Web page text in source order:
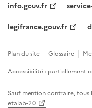
info.gouv.fr
legifrance.gouv.fr
Plan du site Glossaire
Accessibilité : partiellement
Sauf mention contraire, tous
etalab-2.0